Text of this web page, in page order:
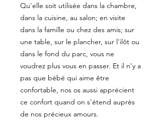
Qu'elle soit utilisée dans la chambre,
dans la cuisine, au salon; en visite
dans la famille ou chez des amis; sur
une table, sur le plancher, sur l'ilôt ou
dans le fond du parc, vous ne
voudrez plus vous en passer. Et il n'y a
pas que bébé qui aime être
confortable, nos os aussi apprécient
ce confort quand on s'étend auprès
de nos précieux amours.